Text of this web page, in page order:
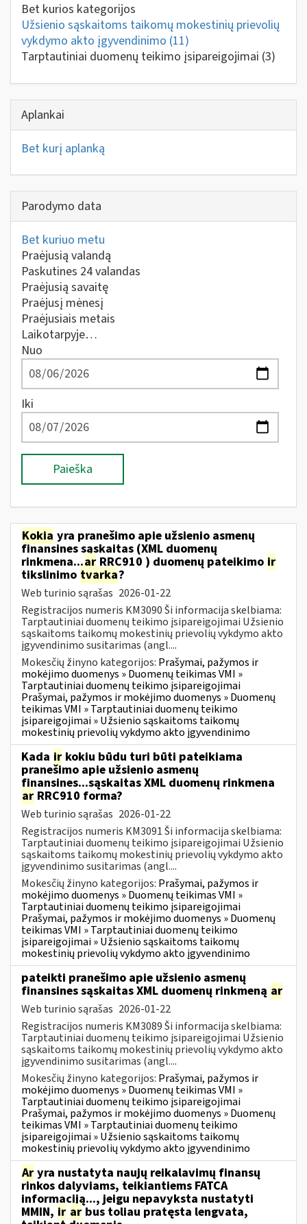
Bet kurios kategorijos
Užsienio sąskaitoms taikomų mokestinių prievolių
vykdymo akto įgyvendinimo (11)
Tarptautiniai duomenų teikimo įsipareigojimai (3)
Aplankai
Bet kurį aplanką
Parodymo data
Bet kuriuo metu
Praėjusią valandą
Paskutines 24 valandas
Praėjusią savaitę
Praėjusį mėnesį
Praėjusiais metais
Laikotarpyje…
Nuo
Iki
Paieška
Kokia yra pranešimo apie užsienio asmenų
finansines sąskaitas (XML duomenų
rinkmena...ar RRC910 ) duomenų pateikimo ir
tikslinimo tvarka?
Web turinio sąrašas 2026-01-22
Registracijos numeris KM3090 Ši informacija skelbiama:
Tarptautiniai duomenų teikimo įsipareigojimai Užsienio
sąskaitoms taikomų mokestinių prievolių vykdymo akto
įgyvendinimo susitarimas (angl....
Mokesčių žinyno kategorijos: Prašymai, pažymos ir
mokėjimo duomenys » Duomenų teikimas VMI »
Tarptautiniai duomenų teikimo įsipareigojimai
Prašymai, pažymos ir mokėjimo duomenys » Duomenų
teikimas VMI » Tarptautiniai duomenų teikimo
įsipareigojimai » Užsienio sąskaitoms taikomų
mokestinių prievolių vykdymo akto įgyvendinimo
Kada ir kokiu būdu turi būti pateikiama
pranešimo apie užsienio asmenų
finansines...sąskaitas XML duomenų rinkmena
ar RRC910 forma?
Web turinio sąrašas 2026-01-22
Registracijos numeris KM3091 Ši informacija skelbiama:
Tarptautiniai duomenų teikimo įsipareigojimai Užsienio
sąskaitoms taikomų mokestinių prievolių vykdymo akto
įgyvendinimo susitarimas (angl....
Mokesčių žinyno kategorijos: Prašymai, pažymos ir
mokėjimo duomenys » Duomenų teikimas VMI »
Tarptautiniai duomenų teikimo įsipareigojimai
Prašymai, pažymos ir mokėjimo duomenys » Duomenų
teikimas VMI » Tarptautiniai duomenų teikimo
įsipareigojimai » Užsienio sąskaitoms taikomų
mokestinių prievolių vykdymo akto įgyvendinimo
pateikti pranešimo apie užsienio asmenų
finansines sąskaitas XML duomenų rinkmeną ar
Web turinio sąrašas 2026-01-22
Registracijos numeris KM3089 Ši informacija skelbiama:
Tarptautiniai duomenų teikimo įsipareigojimai Užsienio
sąskaitoms taikomų mokestinių prievolių vykdymo akto
įgyvendinimo susitarimas (angl....
Mokesčių žinyno kategorijos: Prašymai, pažymos ir
mokėjimo duomenys » Duomenų teikimas VMI »
Tarptautiniai duomenų teikimo įsipareigojimai
Prašymai, pažymos ir mokėjimo duomenys » Duomenų
teikimas VMI » Tarptautiniai duomenų teikimo
įsipareigojimai » Užsienio sąskaitoms taikomų
mokestinių prievolių vykdymo akto įgyvendinimo
Ar yra nustatyta naujų reikalavimų finansų
rinkos dalyviams, teikiantiems FATCA
informaciją..., jeigu nepavyksta nustatyti
MMIN, ir ar bus toliau pratęsta lengvata,